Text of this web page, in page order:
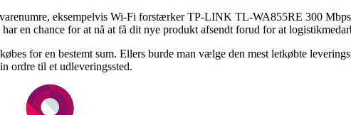
eksempelvis Wi-Fi forstærker TP-LINK TL-WA855RE 300
en chance for at nå at få dit nye produkt afsendt forud for at
for en bestemt sum. Ellers burde man vælge den mest letkøbte
ordre til et udleveringssted.